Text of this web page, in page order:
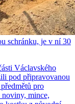
schránku, je v ní 30
Václavského
pod připravovanou
pro
noviny, mince,